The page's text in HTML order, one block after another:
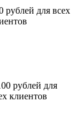
рублей для всех
рублей для
клиентов